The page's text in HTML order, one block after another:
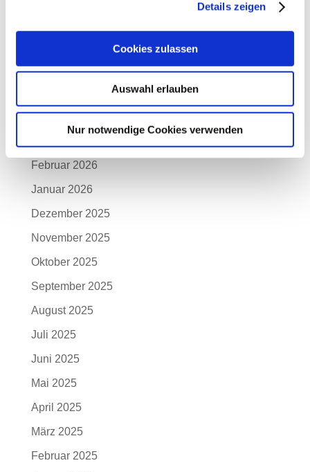
Details zeigen
Cookies zulassen
Auswahl erlauben
Nur notwendige Cookies verwenden
Juni 2026
April 2026
Februar 2026
Januar 2026
Dezember 2025
November 2025
Oktober 2025
September 2025
August 2025
Juli 2025
Juni 2025
Mai 2025
April 2025
März 2025
Februar 2025